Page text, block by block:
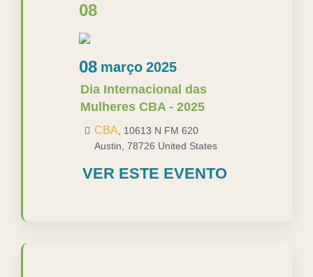
08
08 março 2025
Dia Internacional das
Mulheres CBA - 2025
CBA
10613 N FM 620
Austin 78726 United States
VER ESTE EVENTO